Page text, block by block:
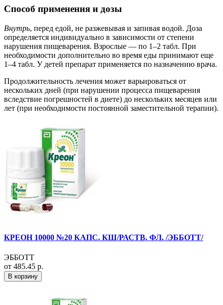
Способ применения и дозы
Внутрь, перед едой, не разжевывая и запивая водой. Доза
определяется индивидуально в зависимости от степени
нарушения пищеварения. Взрослые — по 1–2 табл. При
необходимости дополнительно во время еды принимают еще
1–4 табл. У детей препарат применяется по назначению врача.
Продолжительность лечения может варьироваться от
нескольких дней (при нарушении процесса пищеварения
вследствие погрешностей в диете) до нескольких месяцев или
лет (при необходимости постоянной заместительной терапии).
КРЕОН 10000 №20 КАПС. КШ/РАСТВ. ФЛ. /ЭББОТТ/
ЭББОТТ
от 485.45 р.
В корзину